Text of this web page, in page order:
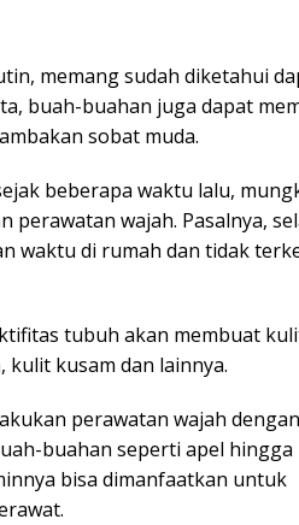
memang sudah diketahui
buah-buahan juga dapat
sobat muda.
beberapa waktu lalu,
wajah. Pasalnya,
waktu di rumah dan tidak
tubuh akan membuat
kusam dan lainnya.
perawatan wajah dengan
buahan seperti apel hingga
bisa dimanfaatkan untuk